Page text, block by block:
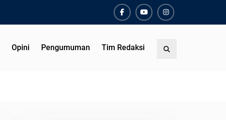
FacebookYoutubeInstagram
Opini Pengumuman Tim Redaksi